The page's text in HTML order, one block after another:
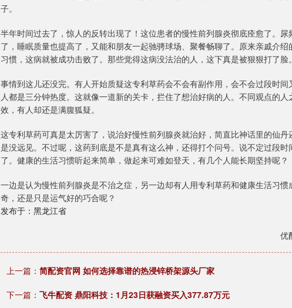
子。
半年时间过去了，惊人的反转出现了！这位患者的慢性前列腺炎彻底痊愈了。
了，睡眠质量也提高了，又能和朋友一起驰骋球场、聚餐畅聊了。原来亲戚介
习惯，这病就被成功击败了。那些觉得这病没法治的人，这下真是被狠狠打了脸。
事情到这儿还没完。有人开始质疑这专利草药会不会有副作用，会不会过段时
人都是三分钟热度。这就像一道新的关卡，拦住了想治好病的人。不同观点的
效，有人却还是满腹狐疑。
这专利草药可真是太厉害了，说治好慢性前列腺炎就治好，简直比神话里的仙
是没远见。不过呢，这药到底是不是真有这么神，还得打个问号。说不定过段
了。健康的生活习惯听起来简单，做起来可难如登天，有几个人能长期坚持呢？
一边是认为慢性前列腺炎是不治之症，另一边却有人用专利草药和健康生活习
奇，还是只是运气好的巧合呢？
发布于：黑龙江省
优
上一篇： 简配资官网 如何选择靠谱的热浸锌桥架源头厂家
下一篇： 飞牛配资 鼎阳科技：1月23日获融资买入377.87万元